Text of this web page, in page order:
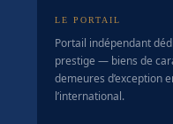
LE PORTAIL
Portail indépendant
prestige — biens de
demeures d’exception
l’international.